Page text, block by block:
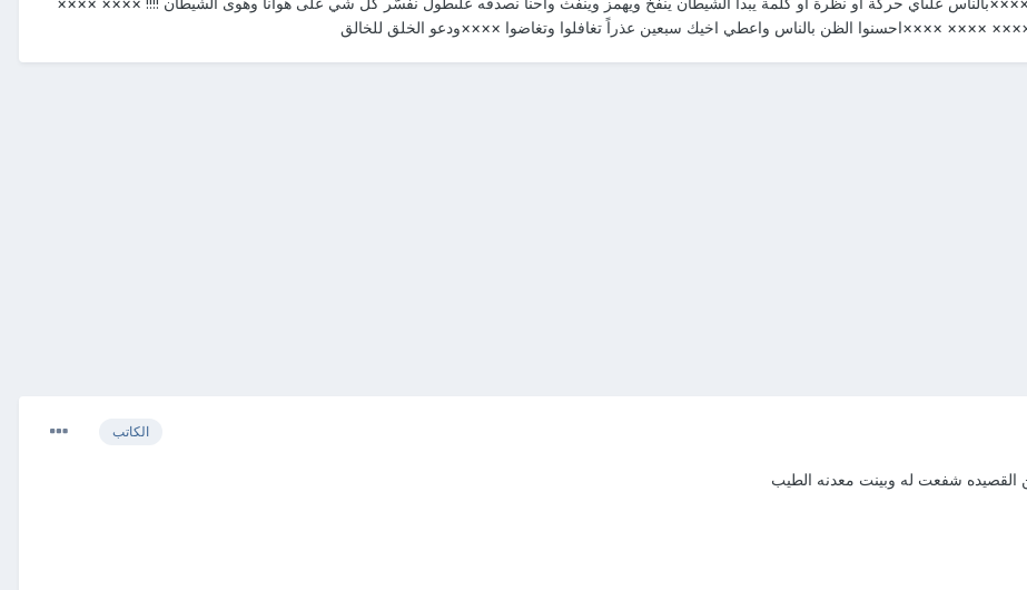
××××احسنوا الظن بالناس واعطي اخيك سبعين عذراً تغافلوا وتغاضوا ××××ودعو الخلق للخالق
الكاتب
شفعت له وبينت معدنه الطيب